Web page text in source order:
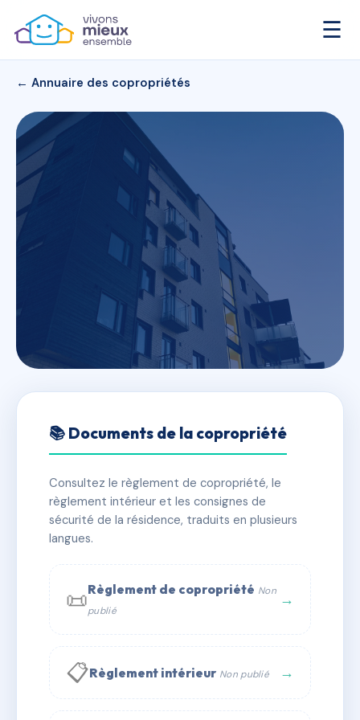
☰
← Annuaire des copropriétés
RUE PRINCIPALE 68720
FROENINGEN
📍 r principale, 68720 Frœningen
✓ Immatriculée 🏠 11 lots 🏗 1 bâtiment(s)
📞 Contacter Syndic Digital 💬 WhatsApp
✉ Email
📚 Documents de la copropriété
Consultez le règlement de copropriété, le
règlement intérieur et les consignes de
sécurité de la résidence, traduits en plusieurs
langues.
📜Règlement de copropriété Non
publié
→
📋Règlement intérieur Non publié →